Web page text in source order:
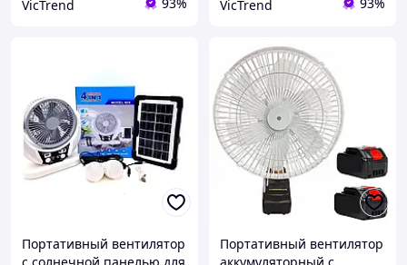
VicTrend VicTrend
Портативный вентилятор
Портативный вентилятор